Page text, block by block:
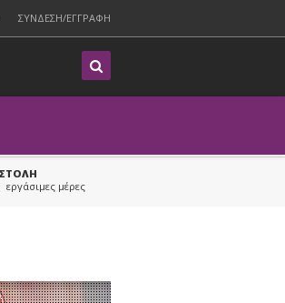
ΣΥΝΔΕΣΗ/ΕΓΓΡΑΦΗ
μέρες